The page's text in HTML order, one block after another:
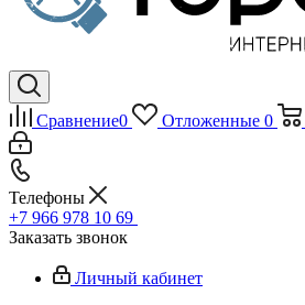
Сравнение0 Отложенные 0
Телефоны
+7 966 978 10 69
Заказать звонок
Личный кабинет